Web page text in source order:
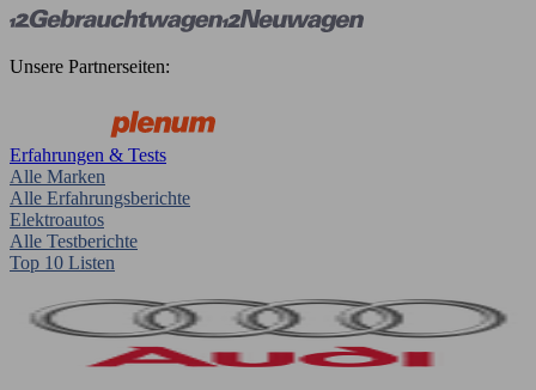
Unsere Partnerseiten:
Erfahrungen & Tests
Alle Marken
Alle Erfahrungsberichte
Elektroautos
Alle Testberichte
Top 10 Listen